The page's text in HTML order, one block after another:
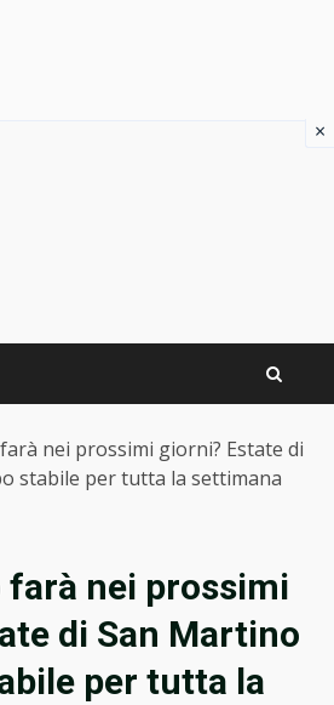
nei prossimi giorni? Estate di
stabile per tutta la settimana
farà nei prossimi
di San Martino
per tutta la
×